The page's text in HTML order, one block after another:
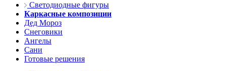
Светодиодные фигуры
Каркасные композиции
Дед Мороз
Снеговики
Ангелы
Сани
Готовые решения